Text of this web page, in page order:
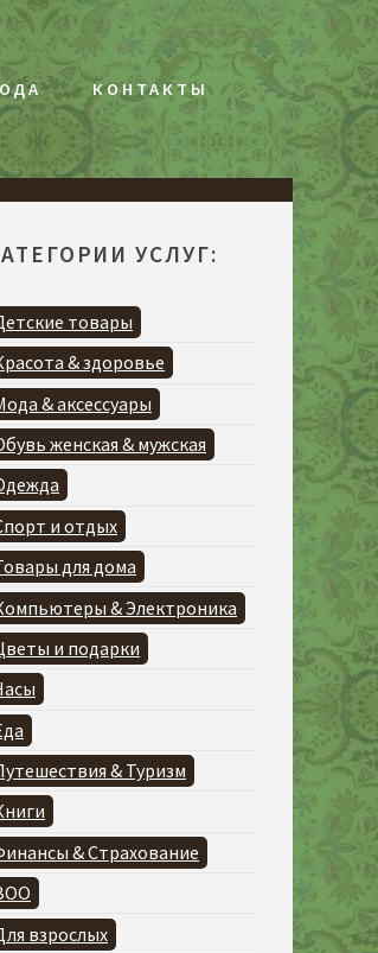
КОНТАКТЫ
УСЛУГ:
товары
& здоровье
& аксессуары
женская & мужская
и отдых
для дома
& Электроника
и подарки
& Туризм
& Страхование
взрослых